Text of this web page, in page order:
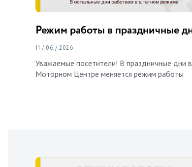
Режим работы в праздничные
11 / 06 / 2026
Уважаемые посетители! В праздничные дни в
Моторном Центре меняется режим работы